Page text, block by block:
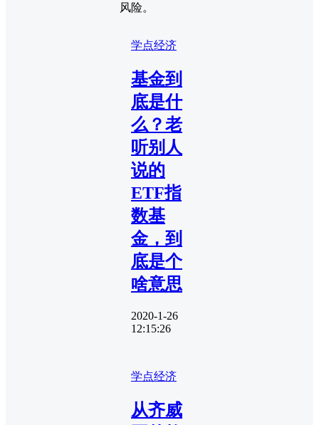
风险。
学点经济
基金到
底是什
么？老
听别人
说的
ETF指
数基
金，到
底是个
啥意思
2020-1-26
12:15:26
学点经济
从齐威